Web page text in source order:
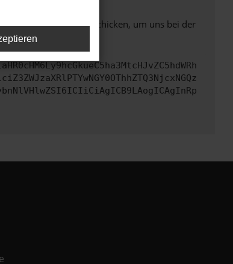
uns diesen Text schicken, um uns bei der